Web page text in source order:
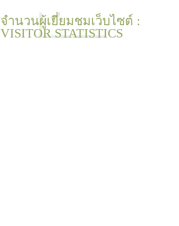
จำนวนผู้เยี่ยมชมเว็บไซต์ :
VISITOR STATISTICS